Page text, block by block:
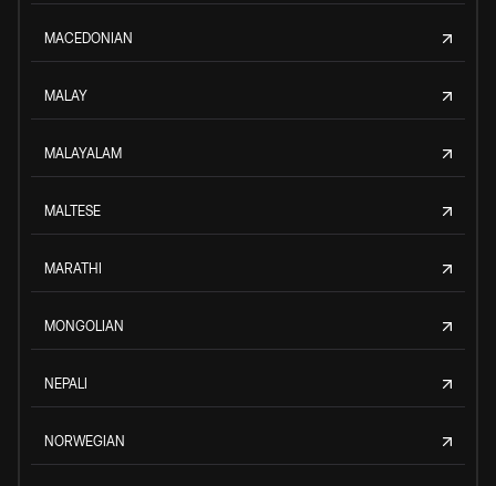
MACEDONIAN
MALAY
MALAYALAM
MALTESE
MARATHI
MONGOLIAN
NEPALI
NORWEGIAN